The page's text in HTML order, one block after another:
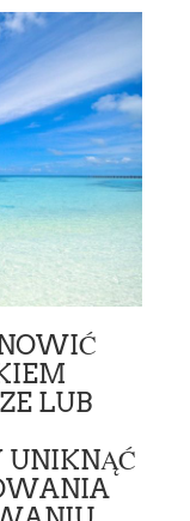
LUB
UNIKNĄĆ